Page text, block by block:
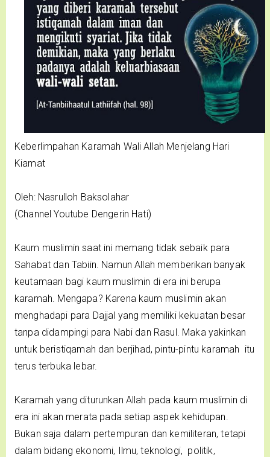
Keberlimpahan Karamah Wali Allah Menjelang Hari
Kiamat
Oleh: Nasrulloh Baksolahar
(Channel Youtube Dengerin Hati)
Kaum muslimin saat ini memang tidak sebaik para
Sahabat dan Tabiin. Namun Allah memberikan banyak
keutamaan bagi kaum muslimin di era ini berupa
karamah. Mengapa? Karena kaum muslimin akan
menghadapi para Dajjal yang memiliki kekuatan besar
tanpa didampingi para Nabi dan Rasul. Maka yakinkan
untuk beristiqamah dan berjihad, pintu-pintu karamah itu
terus terbuka lebar.
Karamah yang diturunkan Allah pada kaum muslimin di
era ini akan merata pada setiap aspek kehidupan.
Bukan saja dalam pertempuran dan kemiliteran, tetapi
dalam bidang ekonomi, Ilmu, teknologi, politik,